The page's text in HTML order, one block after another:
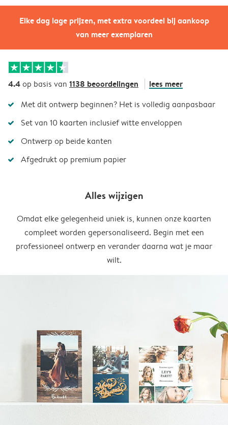
Elke dag lage prijzen, met extra voordeel bij aankoop
van meer exemplaren
4.4op basis van 1138 beoordelingen lees meer
Met dit ontwerp beginnen? Het is volledig aanpasbaar
Set van 10 kaarten inclusief witte enveloppen
Ontwerp op beide kanten
Afgedrukt op premium papier
Alles wijzigen
Omdat elke gelegenheid uniek is, kunnen onze kaarten
compleet worden gepersonaliseerd. Begin met een
professioneel ontwerp en verander daarna wat je maar
wilt.